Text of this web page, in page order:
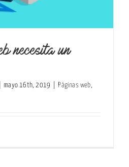
necesita un
mayo 16th, 2019 Páginas web,